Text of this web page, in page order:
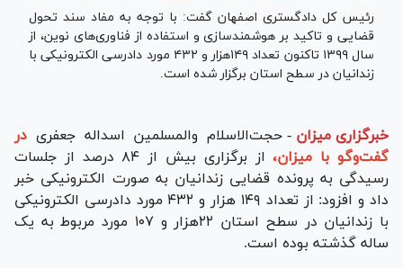
رئیس کل دادگستری اصفهان گفت: با توجه به مفاد سند تحول
قضایی و تاکید بر هوشمندسازی و استفاده از فناوری‌های نوین، از
سال ۱۳۹۹ تاکنون تعداد ۱۴۹هزار و ۴۳۲ مورد دادرسی الکترونیکی با
زندانیان در سطح استان برگزار شده است.
خبرگزاری میزان - حجت‌الاسلام‌ والمسلمین اسداله جعفری در
گفت‌وگو با میزان،
از برگزاری بیش از ۸۴ درصد از جلسات
رسیدگی به پرونده قضایی زندانیان به صورت الکترونیکی خبر
داد و افزود: از تعداد ۱۴۹ هزار و ۴۳۲ مورد دادرسی الکترونیکی
با زندانیان در سطح استان ۲۲هزار و ۱۰۷ مورد مربوط به یک
ساله گذشته بوده است.